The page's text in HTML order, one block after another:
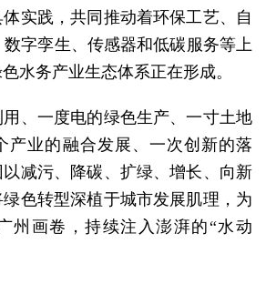
实践，共同推动着环保工艺、自
字孪生、传感器和低碳服务等上
水务产业生态体系正在形成。
、一度电的绿色生产、一寸土地
产业的融合发展、一次创新的落
减污、降碳、扩绿、增长、向新
色转型深植于城市发展肌理，为
州画卷，持续注入澎湃的“水动